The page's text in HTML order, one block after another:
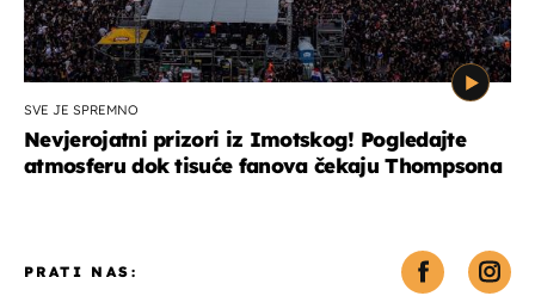
SVE JE SPREMNO
Nevjerojatni prizori iz Imotskog! Pogledajte
atmosferu dok tisuće fanova čekaju Thompsona
PRATI NAS: